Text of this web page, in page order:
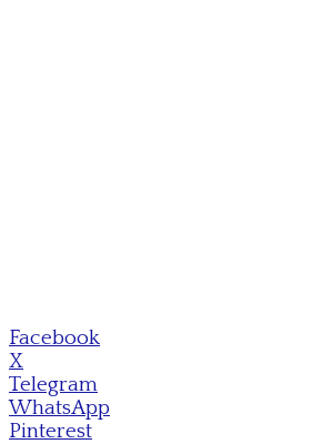
Facebook
X
Telegram
WhatsApp
Pinterest